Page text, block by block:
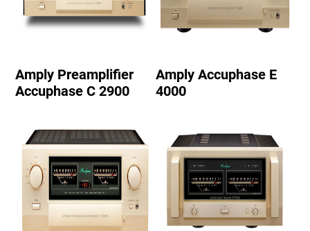
Amply Preamplifier
Accuphase C 2900
Amply Accuphase E
4000